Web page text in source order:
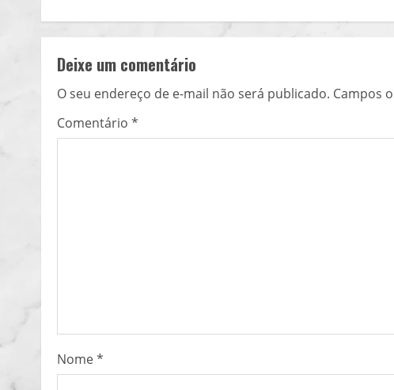
t
i
n
u
i
n
Deixe um comentário
O seu endereço de e-mail não será publicado. Campos
Comentário *
Nome*